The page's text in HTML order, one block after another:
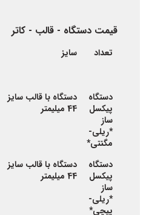
قیمت دستگاه - قالب - کاتر
قیمت دستگاه - قالب - کاتر
تعداد سایز
دستگاه
پیکسل
ساز
*ریلی-
مگنتی*
دستگاه با قالب سایز
44 میلیمتر
دستگاه
پیکسل
ساز
*ریلی-
پیچی*
دستگاه با قالب سایز
44 میلیمتر